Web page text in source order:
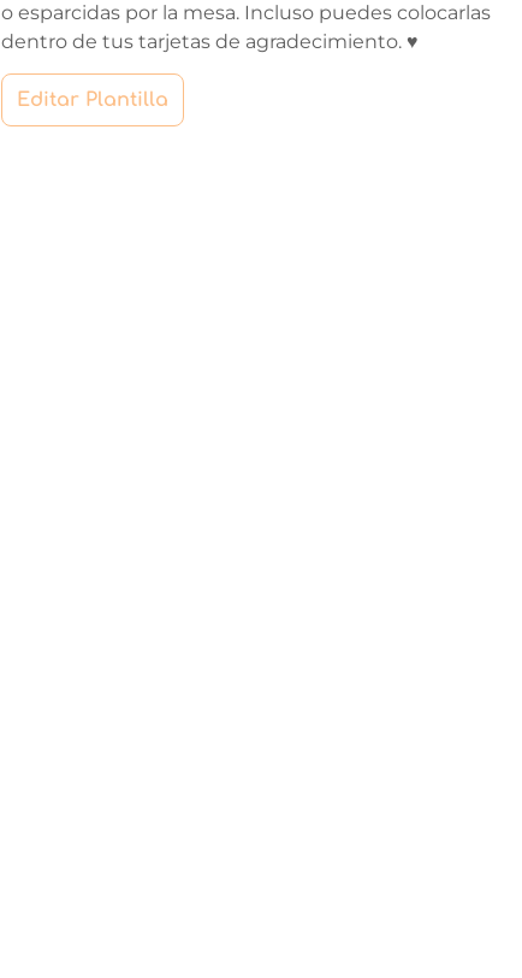
o esparcidas por la mesa. Incluso puedes colocarlas
dentro de tus tarjetas de agradecimiento. ♥
Editar Plantilla